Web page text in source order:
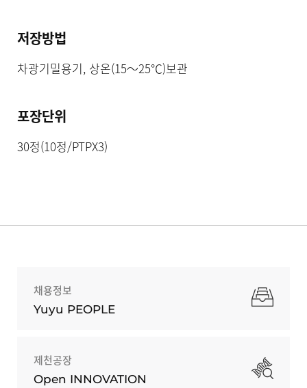
저장방법
차광기밀용기, 상온(15～25℃)보관
포장단위
30정(10정/PTPX3)
채용정보
Yuyu PEOPLE
제천공장
Open INNOVATION